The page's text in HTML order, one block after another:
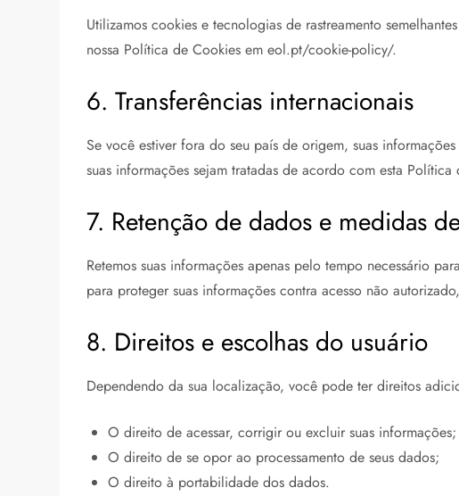
Utilizamos cookies e tecnologias de rastreamento
nossa Política de Cookies em eol.pt/cookie-policy/.
6. Transferências internacionais
Se você estiver fora do seu país de origem, suas
suas informações sejam tratadas de acordo com esta Política
7. Retenção de dados e medidas
Retemos suas informações apenas pelo tempo necessário
para proteger suas informações contra acesso não
8. Direitos e escolhas do usuário
Dependendo da sua localização, você pode ter direitos
O direito de acessar, corrigir ou excluir suas informações;
O direito de se opor ao processamento de seus dados;
O direito à portabilidade dos dados.